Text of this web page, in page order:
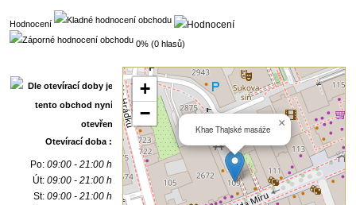
Hodnocení
0% (0 hlasů)
Otevírací doba :
Po:09:00 - 21:00 h
Út:09:00 - 21:00 h
St:09:00 - 21:00 h
Khae Thajské masáže ×
+
−